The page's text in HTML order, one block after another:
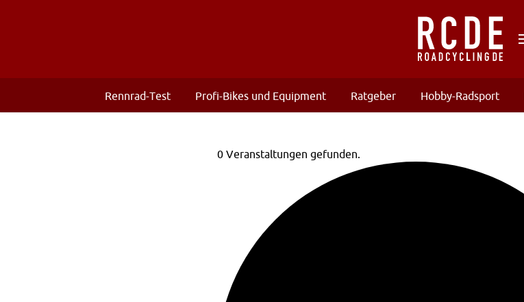
Rennrad-Test Profi-Bikes und Equipment Ratgeber Hobby-Radsport
0 Veranstaltungen gefunden.